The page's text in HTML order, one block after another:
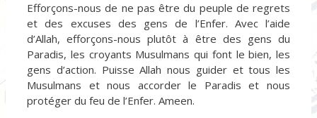
Efforçons-nous de ne pas être du peuple de regrets
et des excuses des gens de l’Enfer. Avec l’aide
d’Allah, efforçons-nous plutôt à être des gens du
Paradis, les croyants Musulmans qui font le bien, les
gens d’action. Puisse Allah nous guider et tous les
Musulmans et nous accorder le Paradis et nous
protéger du feu de l’Enfer. Ameen.